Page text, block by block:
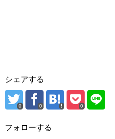
シェアする
0 0 0
フォローする